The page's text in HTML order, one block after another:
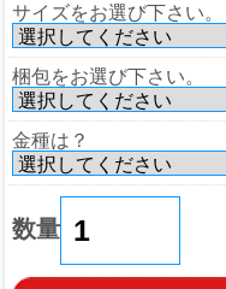
サイズをお選び下さい。
梱包をお選び下さい。
金種は？
数量